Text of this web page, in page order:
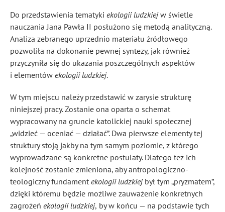
Do przedstawienia tematyki ekologii ludzkiejw świetle
nauczania Jana Pawła II posłużono się metodą analityczną.
Analiza zebranego uprzednio materiału źródłowego
pozwoliła na dokonanie pewnej syntezy, jak również
przyczyniła się do ukazania poszczególnych aspektów
i elementów ekologii ludzkiej.
W tym miejscu należy przedstawić w zarysie strukturę
niniejszej pracy. Zostanie ona oparta o schemat
wypracowany na gruncie katolickiej nauki społecznej
„widzieć — oceniać — działać”. Dwa pierwsze elementy tej
struktury stoją jakby na tym samym poziomie, z którego
wyprowadzane są konkretne postulaty. Dlatego też ich
kolejność zostanie zmieniona, aby antropologiczno-
teologiczny fundament ekologii ludzkiejbył tym „pryzmatem”,
dzięki któremu będzie możliwe zauważenie konkretnych
zagrożeń ekologii ludzkiej, by w końcu — na podstawie tych